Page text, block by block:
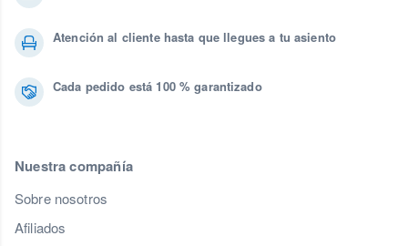
Atención al cliente hasta que llegues a tu asiento
Cada pedido está 100 % garantizado
Nuestra compañía
Sobre nosotros
Afiliados